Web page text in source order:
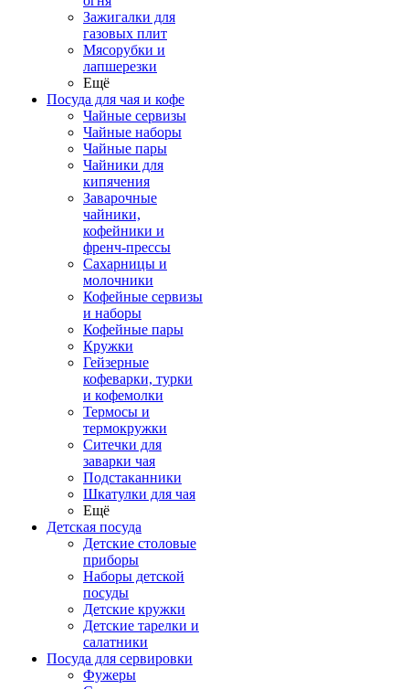
Зажигалки для
газовых плит
Мясорубки и
лапшерезки
Ещё
Посуда для чая и кофе
Чайные сервизы
Чайные наборы
Чайные пары
Чайники для
кипячения
Заварочные
чайники,
кофейники и
френч-прессы
Сахарницы и
молочники
Кофейные сервизы
и наборы
Кофейные пары
Кружки
Гейзерные
кофеварки, турки
и кофемолки
Термосы и
термокружки
Ситечки для
заварки чая
Подстаканники
Шкатулки для чая
Ещё
Детская посуда
Детские столовые
приборы
Наборы детской
посуды
Детские кружки
Детские тарелки и
салатники
Посуда для сервировки
Фужеры